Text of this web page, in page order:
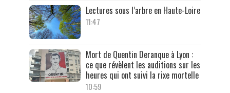
Lectures sous l’arbre en Haute-Loire
11:47
Mort de Quentin Deranque à Lyon :
ce que révèlent les auditions sur les
heures qui ont suivi la rixe mortelle
10:59